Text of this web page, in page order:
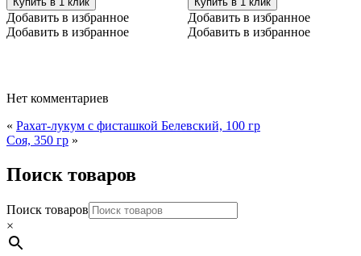
Добавить в избранное
Добавить в избранное
Добавить в избранное
Добавить в избранное
Нет комментариев
« Рахат-лукум с фисташкой Белевский, 100 гр
Соя, 350 гр »
Поиск товаров
Поиск товаров
×